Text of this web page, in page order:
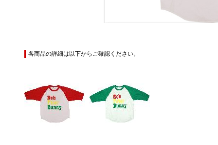
各商品の詳細は以下からご確認ください。